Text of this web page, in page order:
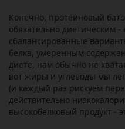
Конечно, протеиновый
обязательно диетическим -
сбалансированные
белка, умеренным
диете, нам обычно не
вот жиры и углеводы мы
(и каждый раз рискуем
действительно
высокобелковый продукт -